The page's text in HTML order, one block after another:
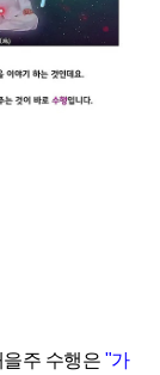
주 수행은 "가